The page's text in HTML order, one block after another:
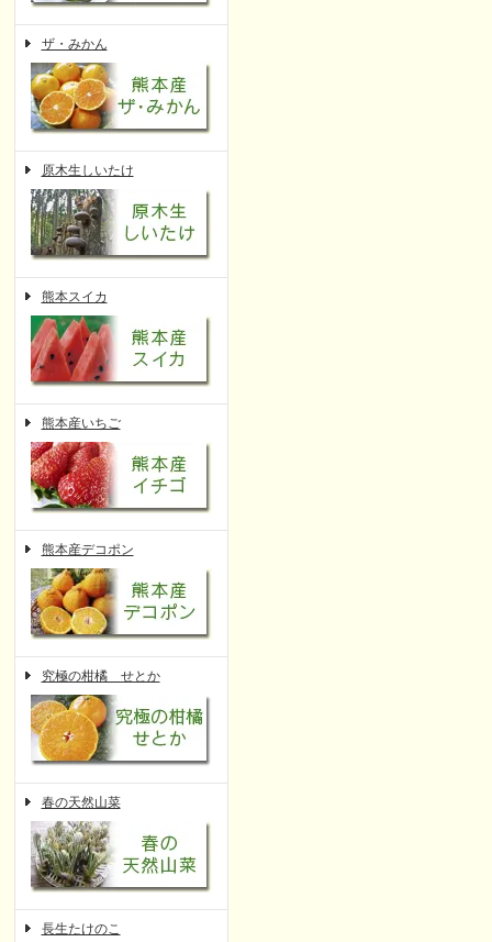
ザ・みかん
原木生しいたけ
熊本スイカ
熊本産いちご
熊本産デコポン
究極の柑橘 せとか
春の天然山菜
長生たけのこ